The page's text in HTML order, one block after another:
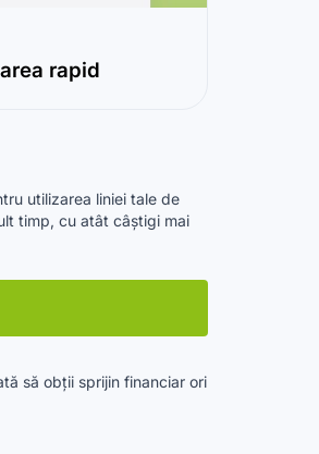
rapid
utilizarea liniei tale de
timp, cu atât câștigi mai
să obții sprijin financiar ori